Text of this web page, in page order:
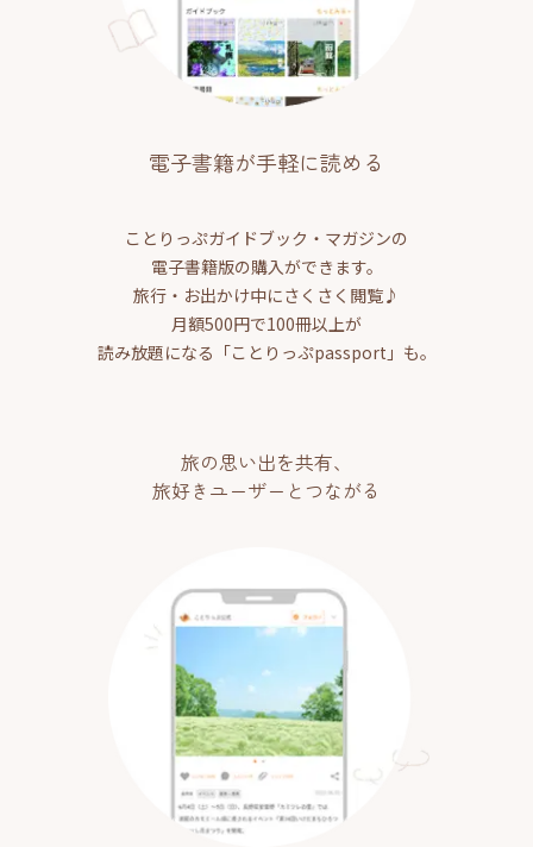
電子書籍が手軽に読める
ことりっぷガイドブック・マガジンの
電子書籍版の購入ができます。
旅行・お出かけ中にさくさく閲覧♪
月額500円で100冊以上が
読み放題になる「ことりっぷpassport」も。
旅の思い出を共有、
旅好きユーザーとつながる